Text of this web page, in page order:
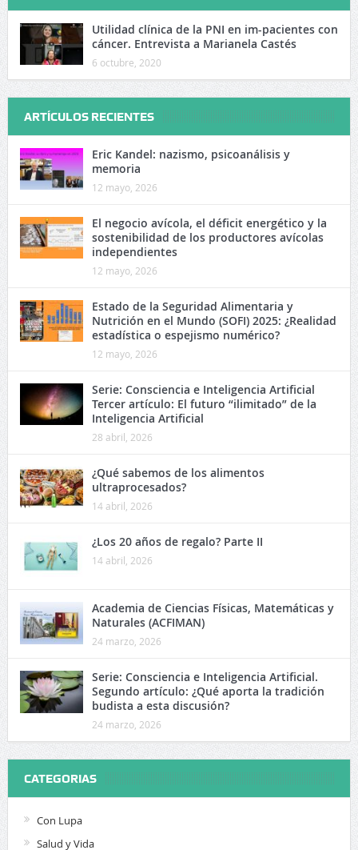
Utilidad clínica de la PNI en im-pacientes con
cáncer. Entrevista a Marianela Castés
6 octubre, 2020
ARTÍCULOS RECIENTES
Eric Kandel: nazismo, psicoanálisis y
memoria
12 mayo, 2026
El negocio avícola, el déficit energético y la
sostenibilidad de los productores avícolas
independientes
12 mayo, 2026
Estado de la Seguridad Alimentaria y
Nutrición en el Mundo (SOFI) 2025: ¿Realidad
estadística o espejismo numérico?
12 mayo, 2026
Serie: Consciencia e Inteligencia Artificial
Tercer artículo: El futuro “ilimitado” de la
Inteligencia Artificial
28 abril, 2026
¿Qué sabemos de los alimentos
ultraprocesados?
14 abril, 2026
¿Los 20 años de regalo? Parte II
14 abril, 2026
Academia de Ciencias Físicas, Matemáticas y
Naturales (ACFIMAN)
24 marzo, 2026
Serie: Consciencia e Inteligencia Artificial.
Segundo artículo: ¿Qué aporta la tradición
budista a esta discusión?
24 marzo, 2026
CATEGORIAS
Con Lupa
Salud y Vida